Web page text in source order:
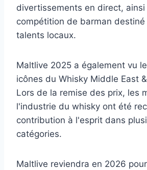
divertissements en direct, ainsi
compétition de barman
talents locaux.
Maltlive 2025 a également vu
icônes du Whisky Middle East
Lors de la remise des prix, les
l'industrie du whisky ont été
contribution à l'esprit dans
catégories.
Maltlive reviendra en 2026